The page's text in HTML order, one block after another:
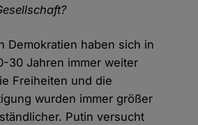
Demokratien haben sich in
30 Jahren immer weiter
Freiheiten und die
wurden immer größer
Putin versucht